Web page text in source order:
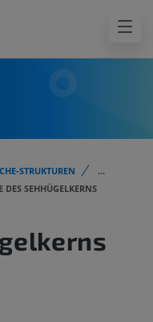
STRUKTUREN
...
DES SEHHÜGELKERNS